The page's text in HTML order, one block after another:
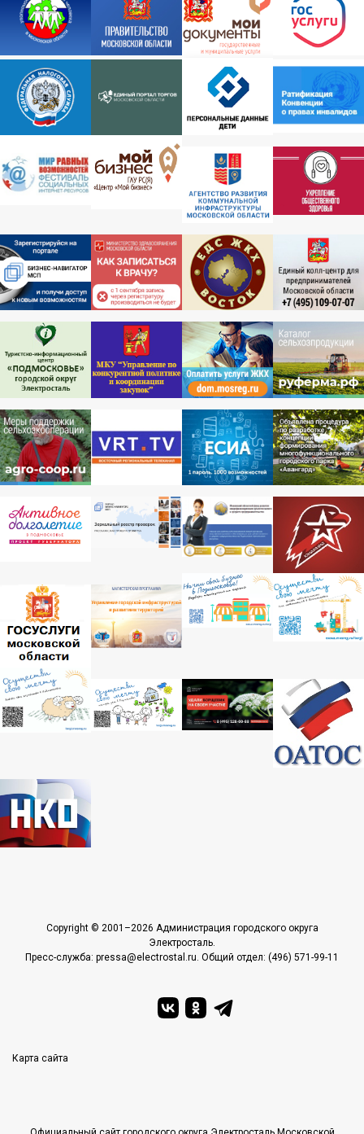
Copyright © 2001–2026 Администрация городского округа
Электросталь.
Пресс-служба: pressa@electrostal.ru. Общий отдел: (496) 571-99-11
Карта сайта